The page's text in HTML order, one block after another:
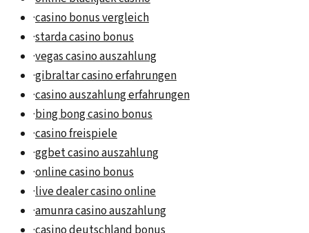
·casino bonus vergleich
·starda casino bonus
·vegas casino auszahlung
·gibraltar casino erfahrungen
·casino auszahlung erfahrungen
·bing bong casino bonus
·casino freispiele
·ggbet casino auszahlung
·online casino bonus
·live dealer casino online
·amunra casino auszahlung